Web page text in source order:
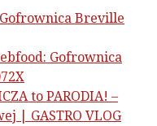
Breville
Gofrownica
to PARODIA! –
| GASTRO VLOG